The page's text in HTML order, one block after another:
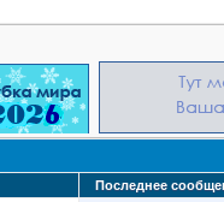
Последнее